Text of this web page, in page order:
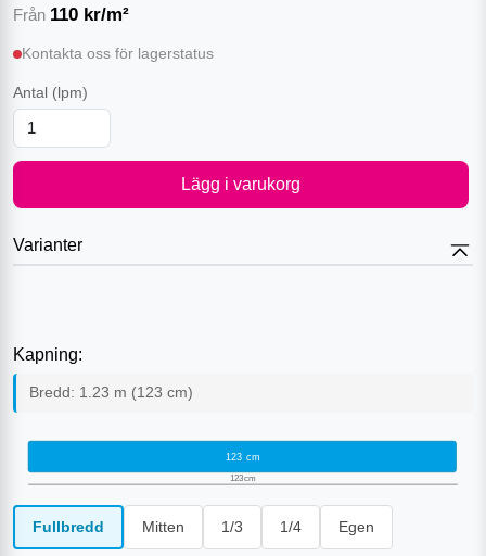
Från 110 kr/m²
Kontakta oss för lagerstatus
Antal (lpm)
Lägg i varukorg
Varianter
Kapning:
Bredd: 1.23 m (123 cm)
123 cm
123cm
Fullbredd Mitten 1/3 1/4 Egen